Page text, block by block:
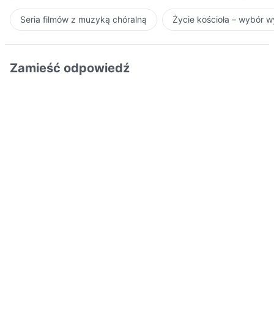
Seria filmów z muzyką chóralną Życie kościoła – wybór
Zamieść odpowiedź